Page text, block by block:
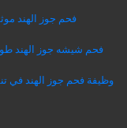
فحم جوز الهند
فحم شيشه جوز الهند
وظيفة فحم جوز الهند في